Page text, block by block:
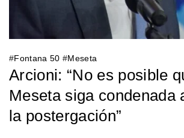
#Fontana 50 #Meseta
Arcioni: “No es posible
Meseta siga condenada
la postergación”